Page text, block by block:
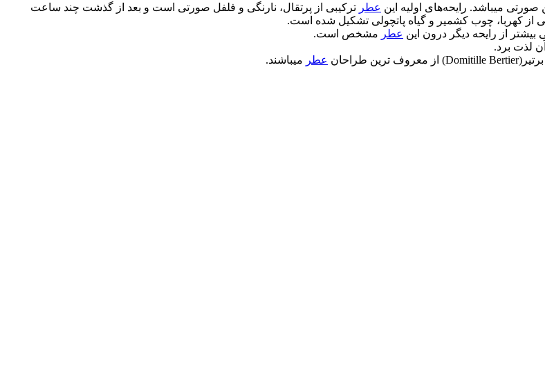
عطر ترکیبی از پرتقال، نارنگی و فلفل صورتی است و بعد از گذشت چند ساعت
از کهربا، چوب کشمیر و گیاه پاتچولی تشکیل شده است.
بیشتر از رایحه دیگر درون این عطر مشخص است.
لذت برد.
عطر میباشند.